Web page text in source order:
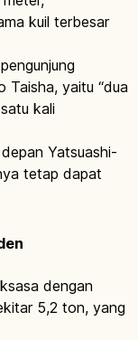
kuil terbesar
Taisha, yaitu “dua
kali
Yatsuashi-
tetap dapat
dengan
5,2 ton, yang